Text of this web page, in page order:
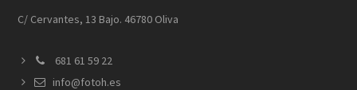
C/ Cervantes, 13 Bajo. 46780 Oliva
681 61 59 22
info@fotoh.es